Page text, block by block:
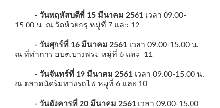
- วันพฤหัสบดีที่ 15 มีนาคม 2561 เวลา 09.00-
15.00 น. ณ วัดห้วยกรุ หมู่ที่ 7 และ 12
- วันศุกร์ที่ 16 มีนาคม 2561 เวลา 09.00-15.00 น.
ณ ที่ทำการ อบต.บางพระ หมู่ที่ 6 และ 11
- วันจันทร์ที่ 19 มีนาคม 2561 เวลา 09.00-15.00 น.
ณ ตลาดนัดริมทางรถไฟ หมู่ที่ 6 และ 10
- วันอังคารที่ 20 มีนาคม 2561 เวลา 09.00-15.00